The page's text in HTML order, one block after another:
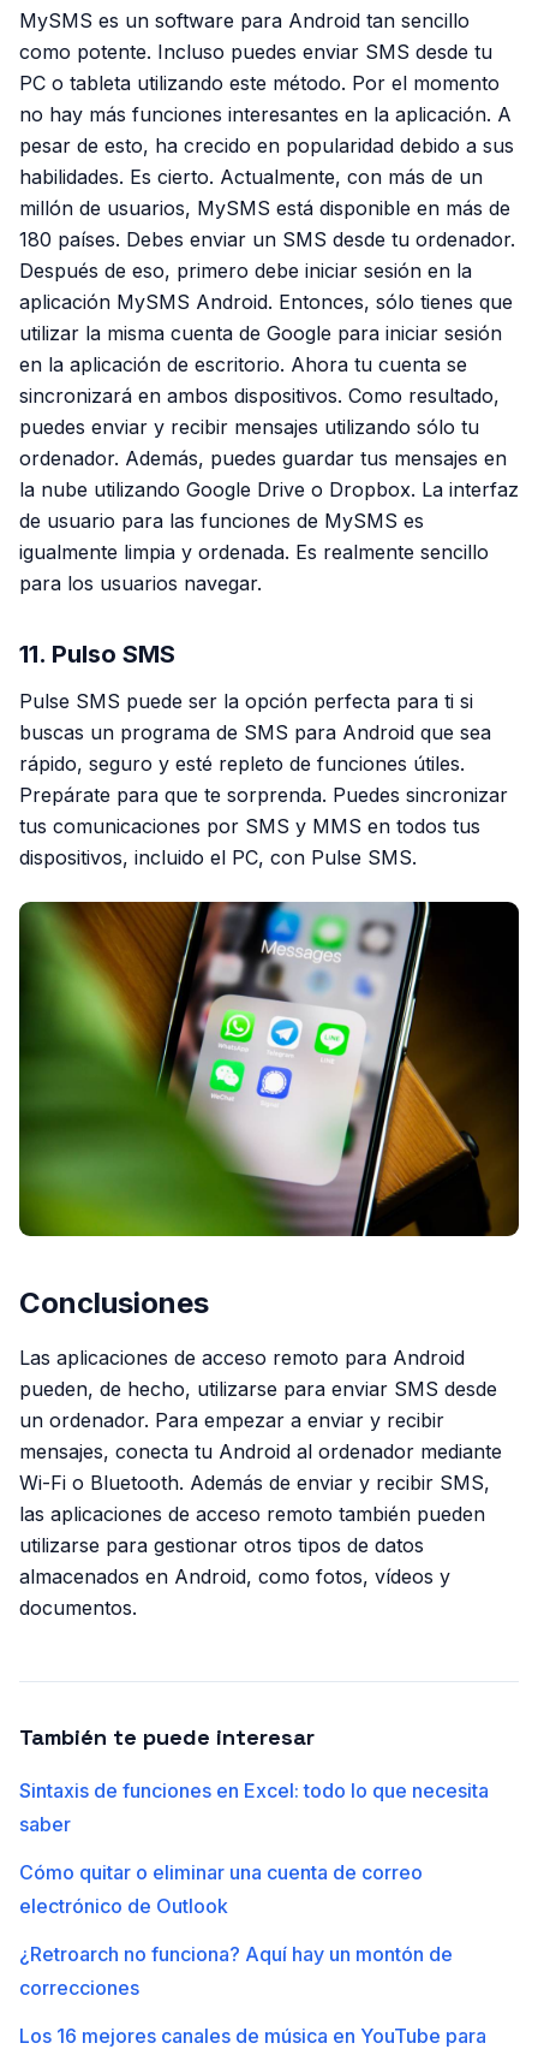
MySMS es un software para Android tan sencillo
como potente. Incluso puedes enviar SMS desde tu
PC o tableta utilizando este método. Por el momento
no hay más funciones interesantes en la aplicación. A
pesar de esto, ha crecido en popularidad debido a sus
habilidades. Es cierto. Actualmente, con más de un
millón de usuarios, MySMS está disponible en más de
180 países. Debes enviar un SMS desde tu ordenador.
Después de eso, primero debe iniciar sesión en la
aplicación MySMS Android. Entonces, sólo tienes que
utilizar la misma cuenta de Google para iniciar sesión
en la aplicación de escritorio. Ahora tu cuenta se
sincronizará en ambos dispositivos. Como resultado,
puedes enviar y recibir mensajes utilizando sólo tu
ordenador. Además, puedes guardar tus mensajes en
la nube utilizando Google Drive o Dropbox. La interfaz
de usuario para las funciones de MySMS es
igualmente limpia y ordenada. Es realmente sencillo
para los usuarios navegar.
11. Pulso SMS
Pulse SMS puede ser la opción perfecta para ti si
buscas un programa de SMS para Android que sea
rápido, seguro y esté repleto de funciones útiles.
Prepárate para que te sorprenda. Puedes sincronizar
tus comunicaciones por SMS y MMS en todos tus
dispositivos, incluido el PC, con Pulse SMS.
Conclusiones
Las aplicaciones de acceso remoto para Android
pueden, de hecho, utilizarse para enviar SMS desde
un ordenador. Para empezar a enviar y recibir
mensajes, conecta tu Android al ordenador mediante
Wi-Fi o Bluetooth. Además de enviar y recibir SMS,
las aplicaciones de acceso remoto también pueden
utilizarse para gestionar otros tipos de datos
almacenados en Android, como fotos, vídeos y
documentos.
También te puede interesar
Sintaxis de funciones en Excel: todo lo que necesita
saber
Cómo quitar o eliminar una cuenta de correo
electrónico de Outlook
¿Retroarch no funciona? Aquí hay un montón de
correcciones
Los 16 mejores canales de música en YouTube para